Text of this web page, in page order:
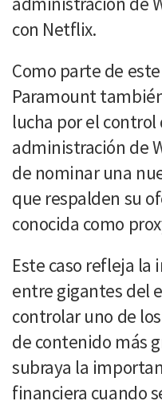
con Netflix.
Como parte de
Paramount
lucha por el control
administración de
de nominar una
que respalden su
conocida como
Este caso refleja
entre gigantes del
controlar uno de
de contenido más
subraya la
financiera cuando